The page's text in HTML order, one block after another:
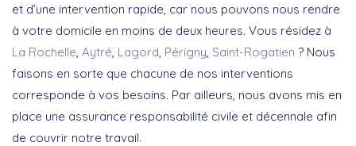
et d’une intervention rapide, car nous pouvons nous rendre
à votre domicile en moins de deux heures. Vous résidez à
La Rochelle Aytré Lagord Périgny Saint-Rogatien ? Nous
faisons en sorte que chacune de nos interventions
corresponde à vos besoins. Par ailleurs, nous avons mis en
place une assurance responsabilité civile et décennale afin
de couvrir notre travail.